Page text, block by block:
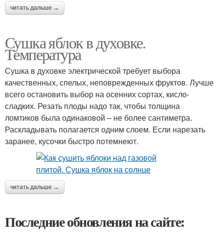
читать дальше →
Сушка яблок в духовке.
Температура
Сушка в духовке электрической требует выбора
качественных, спелых, неповрежденных фруктов. Лучше
всего остановить выбор на осенних сортах, кисло-
сладких. Резать плоды надо так, чтобы толщина
ломтиков была одинаковой – не более сантиметра.
Раскладывать полагается одним слоем. Если нарезать
заранее, кусочки быстро потемнеют.
читать дальше →
Последние обновления на сайте: